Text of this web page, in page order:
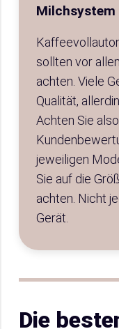
Milchsystem
sollten vor
achten. Viele
Qualität,
Achten Sie
jeweiligen
Sie auf die
achten. Nicht
Gerät.
Die